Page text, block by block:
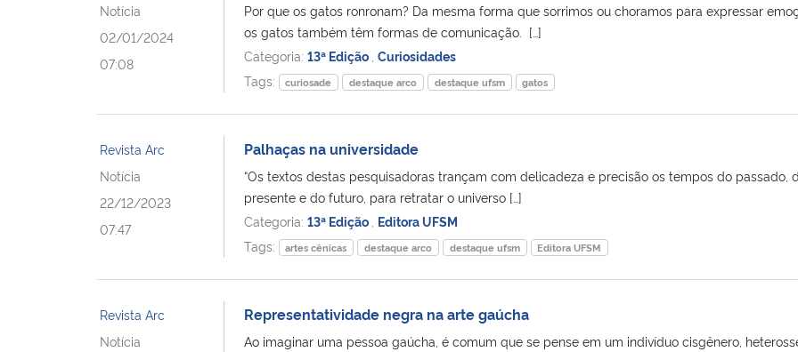
Notícia
02/01/2024
07:08
Por que os gatos ronronam? Da mesma forma que sorrimos ou choramos para expressar
os gatos também têm formas de comunicação. […]
Categoria: 13ª Edição Curiosidades
Tags:
curiosade destaque arco destaque ufsm gatos
Revista Arc
Notícia
22/12/2023
07:47
Palhaças na universidade
“Os textos destas pesquisadoras trançam com delicadeza e precisão os tempos do passado,
presente e do futuro, para retratar o universo […]
Categoria: 13ª Edição Editora UFSM
Tags:
artes cênicas destaque arco destaque ufsm Editora UFSM
Revista Arc
Notícia
Representatividade negra na arte gaúcha
Ao imaginar uma pessoa gaúcha, é comum que se pense em um indivíduo cisgênero,